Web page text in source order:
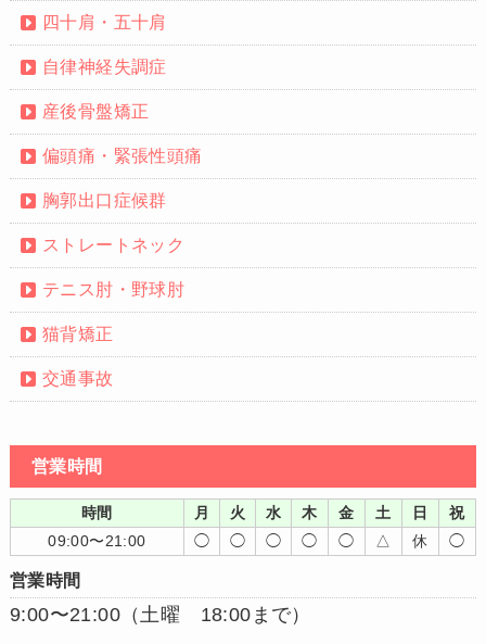
四十肩・五十肩
自律神経失調症
産後骨盤矯正
偏頭痛・緊張性頭痛
胸郭出口症候群
ストレートネック
テニス肘・野球肘
猫背矯正
交通事故
営業時間
時間 月 火 水 木 金 土 日
祝
09:00〜21:00
◯ ◯ ◯ ◯ ◯ △ 休 ◯
営業時間
9:00〜21:00（土曜 18:00まで）